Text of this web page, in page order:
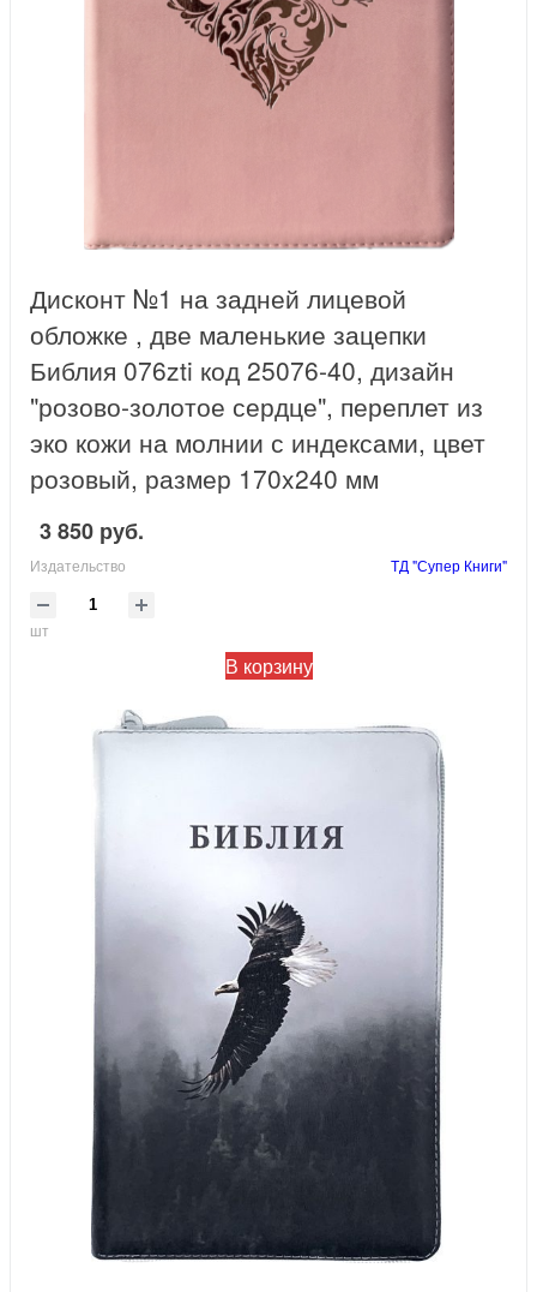
Дисконт №1 на задней лицевой
обложке , две маленькие зацепки
Библия 076zti код 25076-40, дизайн
"розово-золотое сердце", переплет из
эко кожи на молнии с индексами, цвет
розовый, размер 170x240 мм
3 850 руб.
Издательство ТД "Супер Книги"
шт
В корзину